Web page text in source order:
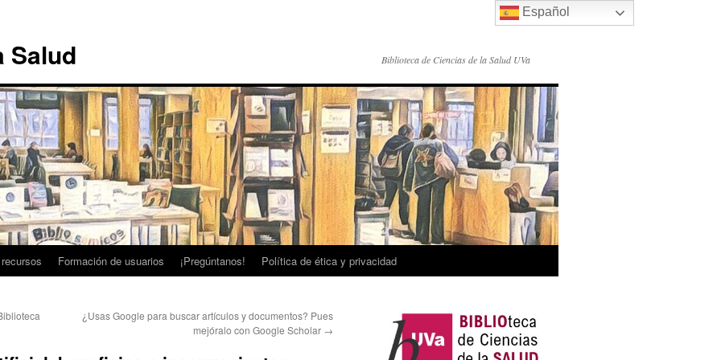
Salud Biblioteca de Ciencias de la Salud UVa
Formación de usuarios ¡Pregúntanos! Política de ética y privacidad
¿Usas Google para buscar artículos y documentos? Pues
mejóralo con Google Scholar →
Español